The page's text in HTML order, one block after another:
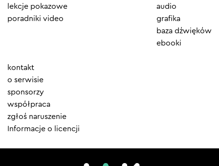
lekcje pokazowe
poradniki video
audio
grafika
baza dźwięków
ebooki
Element
menu
kontakt
o serwisie
sponsorzy
współpraca
zgłoś naruszenie
Informacje o licencji